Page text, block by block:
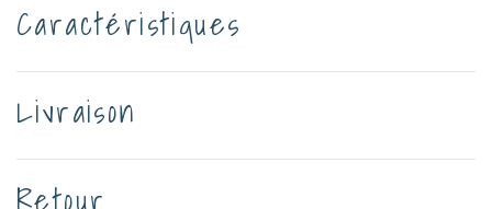
Caractéristiques
Livraison